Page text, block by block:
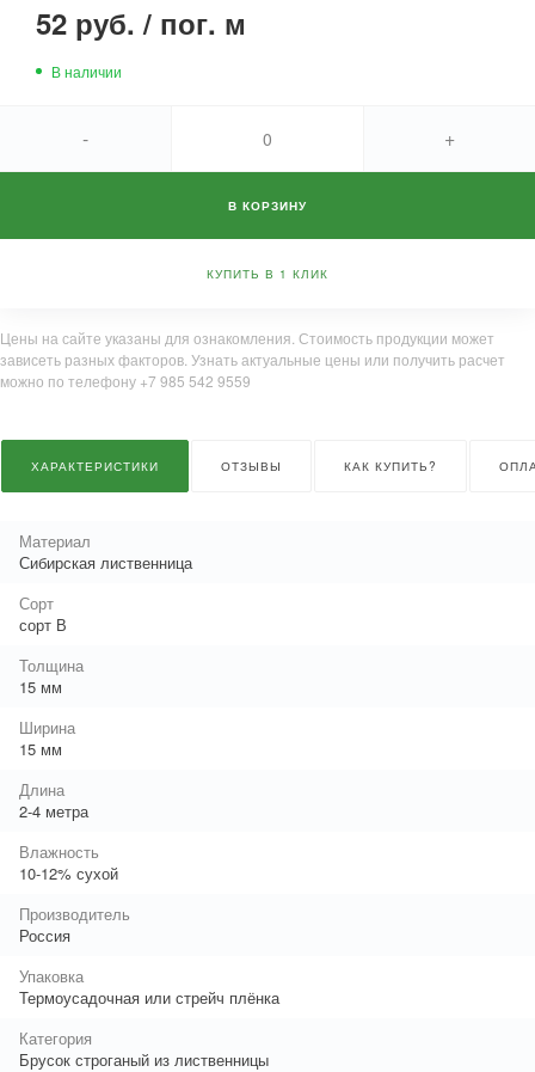
52 руб. / пог. м
В наличии
- +
В КОРЗИНУ
КУПИТЬ В 1 КЛИК
Цены на сайте указаны для ознакомления. Стоимость продукции может
зависеть разных факторов. Узнать актуальные цены или получить расчет
можно по телефону +7 985 542 9559
ХАРАКТЕРИСТИКИ ОТЗЫВЫ КАК КУПИТЬ?
Материал
Сибирская лиственница
Сорт
сорт В
Толщина
15 мм
Ширина
15 мм
Длина
2-4 метра
Влажность
10-12% сухой
Производитель
Россия
Упаковка
Термоусадочная или стрейч плёнка
Категория
Брусок строганый из лиственницы